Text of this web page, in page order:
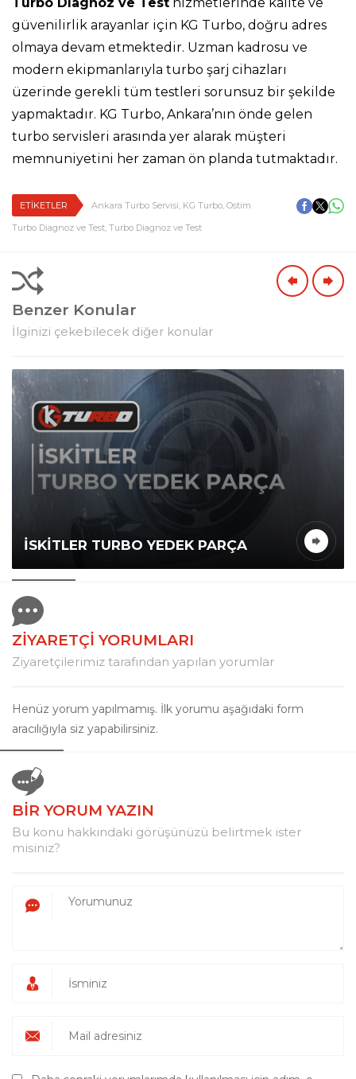
Turbo Diagnoz ve Test hizmetlerinde kalite ve
güvenilirlik arayanlar için KG Turbo, doğru adres
olmaya devam etmektedir. Uzman kadrosu ve
modern ekipmanlarıyla turbo şarj cihazları
üzerinde gerekli tüm testleri sorunsuz bir şekilde
yapmaktadır. KG Turbo, Ankara’nın önde gelen
turbo servisleri arasında yer alarak müşteri
memnuniyetini her zaman ön planda tutmaktadır.
ETİKETLER Ankara Turbo Servisi, KG Turbo, Ostim
Turbo Diagnoz ve Test, Turbo Diagnoz ve Test
Benzer Konular
İlginizi çekebilecek diğer konular
İSKITLER TURBO YEDEK PARÇA
ZİYARETÇİ YORUMLARI
Ziyaretçilerimiz tarafından yapılan yorumlar
Henüz yorum yapılmamış. İlk yorumu aşağıdaki form
aracılığıyla siz yapabilirsiniz.
BİR YORUM YAZIN
Bu konu hakkındaki görüşünüzü belirtmek ister
misiniz?